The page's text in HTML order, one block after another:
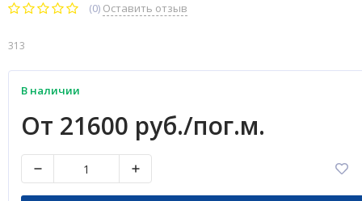
(0) Оставить отзыв
313
В наличии
От 21600 руб./пог.м.